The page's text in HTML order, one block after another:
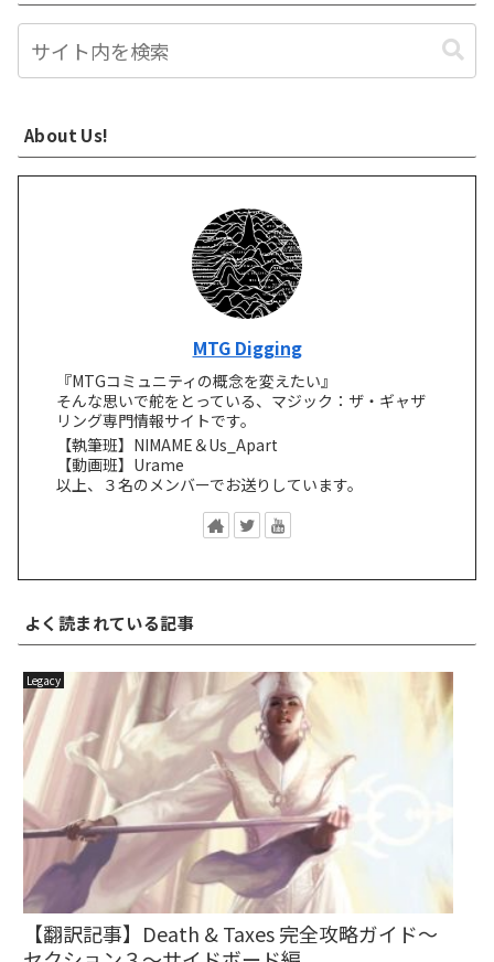
About Us!
MTG Digging
『MTGコミュニティの概念を変えたい』
そんな思いで舵をとっている、マジック：ザ・ギャザ
リング専門情報サイトです。
【執筆班】NIMAME＆Us_Apart
【動画班】Urame
以上、３名のメンバーでお送りしています。
よく読まれている記事
Legacy
【翻訳記事】Death & Taxes 完全攻略ガイド～